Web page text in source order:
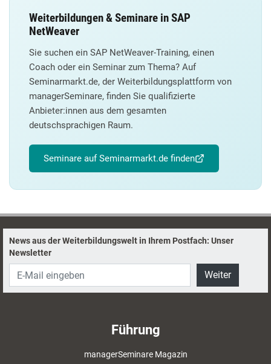
Weiterbildungen & Seminare in SAP
NetWeaver
Sie suchen ein SAP NetWeaver-Training, einen
Coach oder ein Seminar zum Thema? Auf
Seminarmarkt.de, der Weiterbildungsplattform von
managerSeminare, finden Sie qualifizierte
Anbieter:innen aus dem gesamten
deutschsprachigen Raum.
Seminare auf Seminarmarkt.de finden
News aus der Weiterbildungswelt in Ihrem Postfach: Unser
Newsletter
Weiter
Führung
managerSeminare Magazin